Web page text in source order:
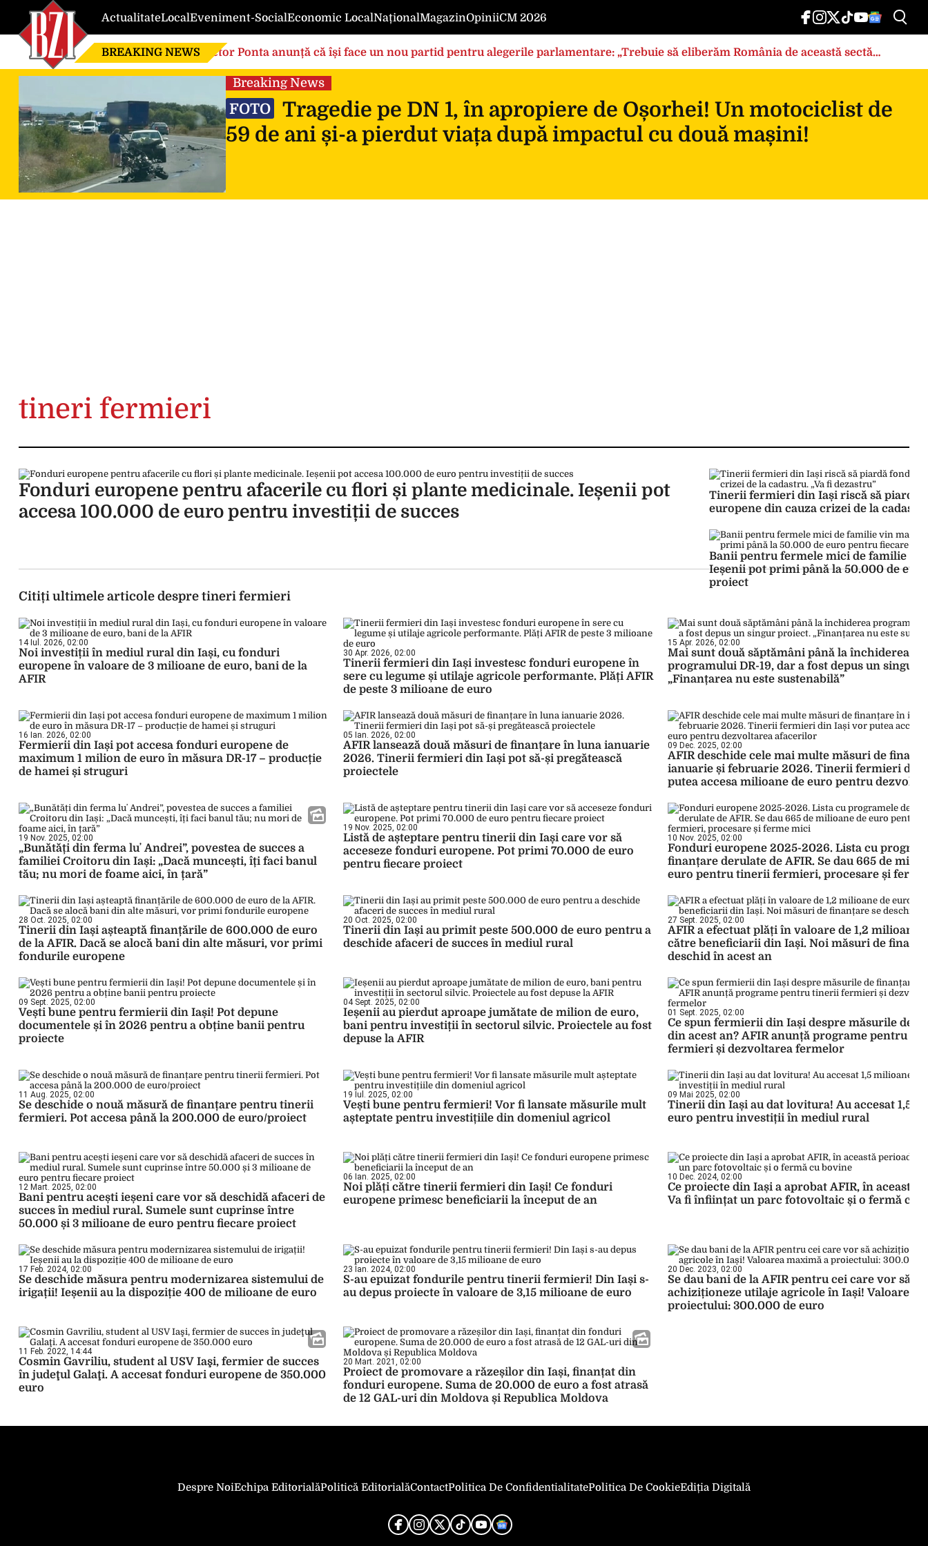
ActualitateLocalEveniment-SocialEconomic LocalNaționalMagazinOpiniiCM 2026
BREAKING NEWS Victor Ponta anunță că își face un nou partid pentru alegerile parlamentare: „Trebuie să eliberăm România de această sectă
globalistă”
Breaking News
FOTO
Tragedie pe DN 1, în apropiere de Oșorhei! Un motociclist de
59 de ani și-a pierdut viața după impactul cu două mașini!
tineri fermieri
Fonduri europene pentru afacerile cu flori și plante medicinale. Ieșenii pot
accesa 100.000 de euro pentru investiții de succes
Tinerii fermieri din Iași riscă să piardă
europene din cauza crizei de la
Banii pentru fermele mici de familie
Ieșenii pot primi până la 50.000 de
proiect
Citiți ultimele articole despre tineri fermieri
14 Iul. 2026, 02:00
Noi investiții în mediul rural din Iași, cu fonduri
europene în valoare de 3 milioane de euro, bani de la
AFIR
30 Apr. 2026, 02:00
Tinerii fermieri din Iași investesc fonduri europene în
sere cu legume și utilaje agricole performante. Plăți AFIR
de peste 3 milioane de euro
15 Apr. 2026, 02:00
Mai sunt două săptămâni până la închiderea
programului DR-19, dar a fost depus un singur
„Finanțarea nu este sustenabilă”
16 Ian. 2026, 02:00
Fermierii din Iași pot accesa fonduri europene de
maximum 1 milion de euro în măsura DR-17 – producție
de hamei și struguri
05 Ian. 2026, 02:00
AFIR lansează două măsuri de finanțare în luna ianuarie
2026. Tinerii fermieri din Iași pot să-și pregătească
proiectele
09 Dec. 2025, 02:00
AFIR deschide cele mai multe măsuri de
ianuarie și februarie 2026. Tinerii fermieri din
putea accesa milioane de euro pentru
19 Nov. 2025, 02:00
„Bunătăți din ferma luʼ Andrei”, povestea de succes a
familiei Croitoru din Iași: „Dacă muncești, îți faci banul
tău; nu mori de foame aici, în țară”
19 Nov. 2025, 02:00
Listă de așteptare pentru tinerii din Iași care vor să
acceseze fonduri europene. Pot primi 70.000 de euro
pentru fiecare proiect
10 Nov. 2025, 02:00
Fonduri europene 2025-2026. Lista cu
finanțare derulate de AFIR. Se dau 665 de
euro pentru tinerii fermieri, procesare și
28 Oct. 2025, 02:00
Tinerii din Iași așteaptă finanțările de 600.000 de euro
de la AFIR. Dacă se alocă bani din alte măsuri, vor primi
fondurile europene
20 Oct. 2025, 02:00
Tinerii din Iași au primit peste 500.000 de euro pentru a
deschide afaceri de succes în mediul rural
27 Sept. 2025, 02:00
AFIR a efectuat plăți în valoare de 1,2 milioane
către beneficiarii din Iași. Noi măsuri de
deschid în acest an
09 Sept. 2025, 02:00
Vești bune pentru fermierii din Iași! Pot depune
documentele și în 2026 pentru a obține banii pentru
proiecte
04 Sept. 2025, 02:00
Ieșenii au pierdut aproape jumătate de milion de euro,
bani pentru investiții în sectorul silvic. Proiectele au fost
depuse la AFIR
01 Sept. 2025, 02:00
Ce spun fermierii din Iași despre măsurile de
din acest an? AFIR anunță programe pentru
fermieri și dezvoltarea fermelor
11 Aug. 2025, 02:00
Se deschide o nouă măsură de finanțare pentru tinerii
fermieri. Pot accesa până la 200.000 de euro/proiect
19 Iul. 2025, 02:00
Vești bune pentru fermieri! Vor fi lansate măsurile mult
așteptate pentru investițiile din domeniul agricol
09 Mai 2025, 02:00
Tinerii din Iași au dat lovitura! Au accesat 1,5
euro pentru investiții în mediul rural
12 Mart. 2025, 02:00
Bani pentru acești ieșeni care vor să deschidă afaceri de
succes în mediul rural. Sumele sunt cuprinse între
50.000 și 3 milioane de euro pentru fiecare proiect
06 Ian. 2025, 02:00
Noi plăți către tinerii fermieri din Iași! Ce fonduri
europene primesc beneficiarii la început de an
10 Dec. 2024, 02:00
Ce proiecte din Iași a aprobat AFIR, în această
Va fi înființat un parc fotovoltaic și o fermă cu
17 Feb. 2024, 02:00
Se deschide măsura pentru modernizarea sistemului de
irigații! Ieșenii au la dispoziție 400 de milioane de euro
23 Ian. 2024, 02:00
S-au epuizat fondurile pentru tinerii fermieri! Din Iași s-
au depus proiecte în valoare de 3,15 milioane de euro
20 Dec. 2023, 02:00
Se dau bani de la AFIR pentru cei care vor să
achiziționeze utilaje agricole în Iași! Valoarea
proiectului: 300.000 de euro
11 Feb. 2022, 14:44
Cosmin Gavriliu, student al USV Iaşi, fermier de succes
în judeţul Galaţi. A accesat fonduri europene de 350.000
euro
20 Mart. 2021, 02:00
Proiect de promovare a răzeșilor din Iași, finanțat din
fonduri europene. Suma de 20.000 de euro a fost atrasă
de 12 GAL-uri din Moldova și Republica Moldova
Despre NoiEchipa EditorialăPolitică EditorialăContactPolitica De ConfidentialitatePolitica De CookieEdiția Digitală